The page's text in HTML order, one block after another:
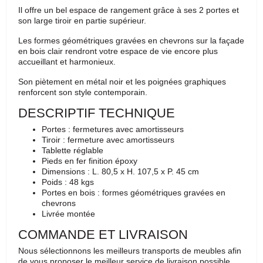
Il offre un bel espace de rangement grâce à ses 2 portes et
son large tiroir en partie supérieur.
Les formes géométriques gravées en chevrons sur la façade
en bois clair rendront votre espace de vie encore plus
accueillant et harmonieux.
Son piètement en métal noir et les poignées graphiques
renforcent son style contemporain.
DESCRIPTIF TECHNIQUE
Portes : fermetures avec amortisseurs
Tiroir : fermeture avec amortisseurs
Tablette réglable
Pieds en fer finition époxy
Dimensions : L. 80,5 x H. 107,5 x P. 45 cm
Poids : 48 kgs
Portes en bois : formes géométriques gravées en
chevrons
Livrée montée
COMMANDE ET LIVRAISON
Nous sélectionnons les meilleurs transports de meubles afin
de vous proposer le meilleur service de livraison possible.